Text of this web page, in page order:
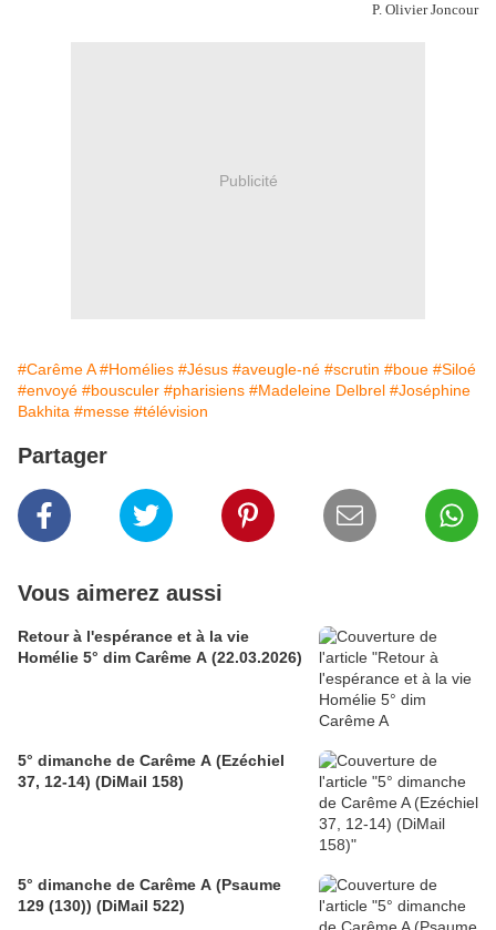
P. Olivier Joncour
Publicité
#Carême A #Homélies #Jésus #aveugle-né #scrutin #boue #Siloé
#envoyé #bousculer #pharisiens #Madeleine Delbrel #Joséphine
Bakhita #messe #télévision
Partager
Vous aimerez aussi
Retour à l'espérance et à la vie
Homélie 5° dim Carême A (22.03.2026)
5° dimanche de Carême A (Ezéchiel
37, 12-14) (DiMail 158)
5° dimanche de Carême A (Psaume
129 (130)) (DiMail 522)